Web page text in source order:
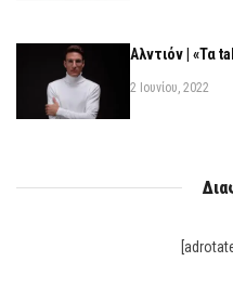
Αλντιόν | «Τα
2 Ιουνίου, 2022